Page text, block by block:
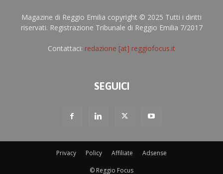
Magazine di Reggio Emilia copyright © 2025 Tutti i diritti
riservati. Registrazione Tribunale di Reggio Emilia 7/2017
Contattaci: redazione [at] reggiofocus.it
SEGUICI
Privacy Policy Affiliate Adsense
© Reggio Focus